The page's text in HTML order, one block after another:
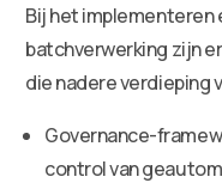
Bij het implementeren
batchverwerking zijn
die nadere verdieping
Governance-
control van